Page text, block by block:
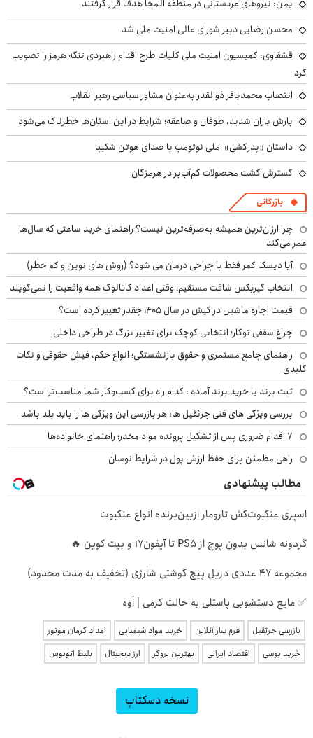
یمن: نیروهای عربستانی در منطقه المخا هدف قرار گرفتند
محسن رضایی دبیر شورای عالی امنیت ملی شد
قشقاوی: کمیسیون امنیت ملی کلیات طرح اقدام راهبردی تنگه هرمز را تصویب
کرد
انتصاب محمدباقر ذوالقدر به‌عنوان مشاور سیاسی رهبر انقلاب
بارش باران شدید، طوفان و صاعقه؛ شرایط در این استان‌ها خطرناک می‌شود
داستان «پدرکشی» املی نوتومب با صدای هوتن شکیبا
گسترش کشت محصولات کم‌آب‌بر در هرمزگان
بازرگانی
چرا ارزان‌ترین همیشه به‌صرفه‌ترین نیست؟ راهنمای خرید ساعتی که سال‌ها
عمر می‌کند
آیا دیسک کمر فقط با جراحی درمان می شود؟ (روش های نوین و کم خطر)
انتخاب گیربکس شافت مستقیم؛ وقتی اعداد کاتالوگ همه واقعیت را نمی‌گویند
قیمت اجاره ماشین در کیش در سال ۱۴۰۵ چقدر تغییر کرده است؟
چراغ سقفی توکار؛ انتخابی کوچک برای تغییر بزرگ در طراحی داخلی
راهنمای جامع مستمری و حقوق بازنشستگی؛ انواع حکم، فیش حقوقی و نکات
کلیدی
ثبت برند یا خرید برند آماده : کدام راه برای کسب‌وکار شما مناسب‌تر است؟
بررسی ویژگی های فنی جرثقیل ها: هر بازرسی این ویژگی ها را باید بلد باشد
۷ اقدام ضروری پس از تشکیل پرونده مواد مخدر؛ راهنمای خانواده‌ها
راهی مطمئن برای حفظ ارزش پول در شرایط نوسان
مطالب پیشنهادی
اسپری عنکبوت‌‌کش تارومار ازبین‌برنده انواع عنکبوت
گردونه شانس بدون پوچ از PS5 تا آیفون17 و بیت کوین 🔥
مجموعه 47 عددی دریل پیچ گوشتی شارژی (تخفیف به مدت محدود)
✅ مایع دستشویی پاستلی به حالت کرمی | اَوه
بازرسی جرثقیل فرم ساز آنلاین خرید مواد شیمیایی
امداد کرمان موتور
خرید یوسی
اقتصاد ایرانی بهترین بروکر ارز دیجیتال بلیط اتوبوس
نسخه دسکتاپ